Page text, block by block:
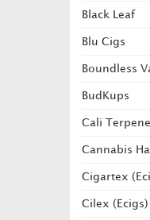
Black Leaf
Blu Cigs
Boundless
BudKups
Cali
Cannabis
Cigartex
Cilex (Ecigs)